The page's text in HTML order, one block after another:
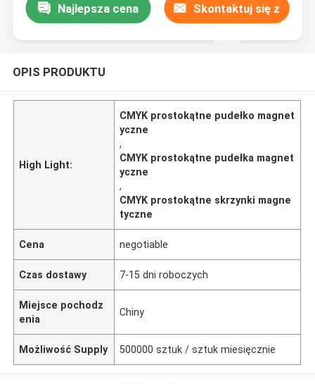
Najlepsza cena Skontaktuj się z
nami
OPIS PRODUKTU
High Light:
CMYK prostokątne pudełko magnet
yczne
,
CMYK prostokątne pudełka magnet
yczne
,
CMYK prostokątne skrzynki magne
tyczne
Cena negotiable
Czas dostawy 7-15 dni roboczych
Miejsce pochodz
enia
Chiny
Możliwość Supply 500000 sztuk / sztuk miesięcznie